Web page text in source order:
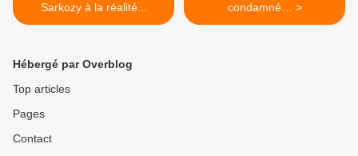
Sarkozy à la réalité...
condamné… >
Hébergé par Overblog
Top articles
Pages
Contact